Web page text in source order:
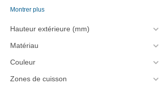
397
215
220
Montrer plus
Hauteur extérieure (mm)
Matériau
Couleur
Zones de cuisson